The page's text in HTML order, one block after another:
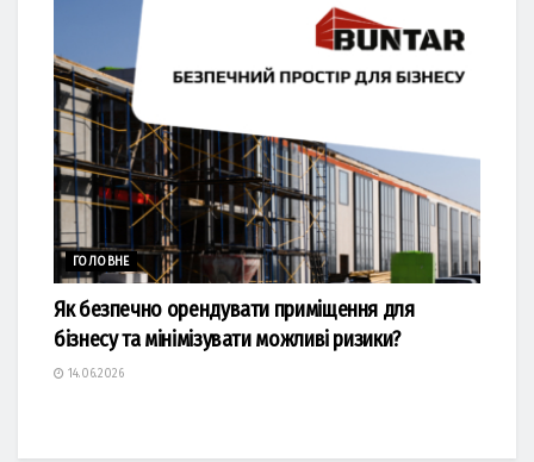
ГОЛОВНЕ
Як безпечно орендувати приміщення для
бізнесу та мінімізувати можливі ризики?
14.06.2026